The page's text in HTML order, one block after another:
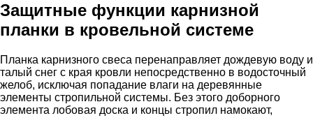
Защитные функции карнизной
планки в кровельной системе
Планка карнизного свеса перенаправляет дождевую воду и
талый снег с края кровли непосредственно в водосточный
желоб, исключая попадание влаги на деревянные
элементы стропильной системы. Без этого доборного
элемента лобовая доска и концы стропил намокают,